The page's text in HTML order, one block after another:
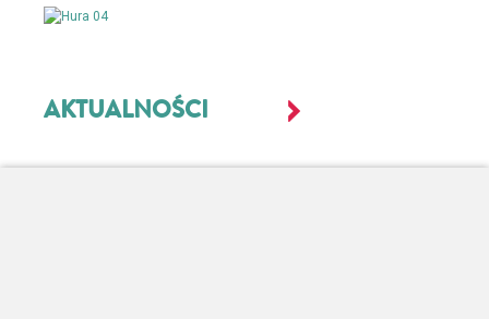
AKTUALNOŚCI